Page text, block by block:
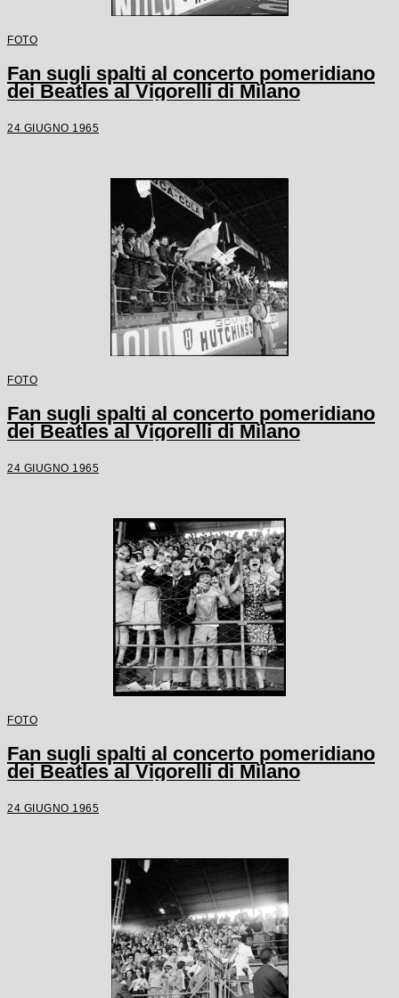
FOTO
Fan sugli spalti al concerto pomeridiano
dei Beatles al Vigorelli di Milano
24 GIUGNO 1965
FOTO
Fan sugli spalti al concerto pomeridiano
dei Beatles al Vigorelli di Milano
24 GIUGNO 1965
FOTO
Fan sugli spalti al concerto pomeridiano
dei Beatles al Vigorelli di Milano
24 GIUGNO 1965